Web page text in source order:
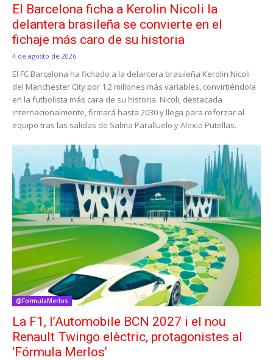
El Barcelona ficha a Kerolin Nicoli la
delantera brasileña se convierte en el
fichaje más caro de su historia
4 de agosto de 2026
El FC Barcelona ha fichado a la delantera brasileña Kerolin Nicoli
del Manchester City por 1,2 millones más variables, convirtiéndola
en la futbolista más cara de su historia. Nicoli, destacada
internacionalmente, firmará hasta 2030 y llega para reforzar al
equipo tras las salidas de Salma Paralluelo y Alexia Putellas.
@FormulaMerlos
La F1, l’Automobile BCN 2027 i el nou
Renault Twingo elèctric, protagonistes al
‘Fórmula Merlos’